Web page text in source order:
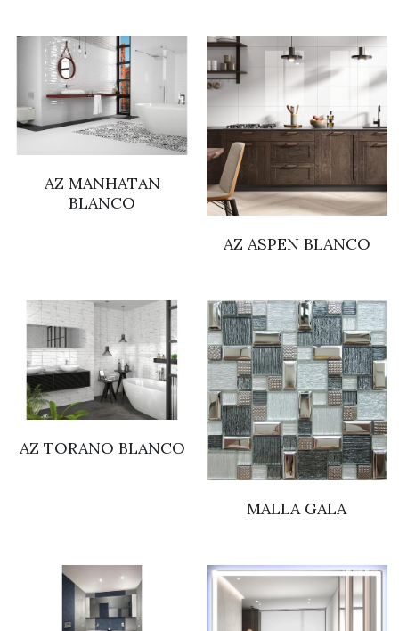
AZ MANHATAN
BLANCO
AZ ASPEN BLANCO
AZ TORANO BLANCO
MALLA GALA